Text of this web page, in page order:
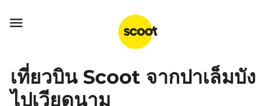

เที่ยวบิน Scoot จากปาเล็มบัง
ไปเวียดนาม